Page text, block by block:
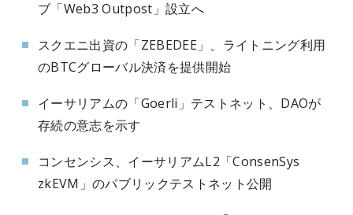
ブ「Web3 Outpost」設立へ
スクエニ出資の「ZEBEDEE」、ライトニング利用
のBTCグローバル決済を提供開始
イーサリアムの「Goerli」テストネット、DAOが
存続の意志を示す
コンセンシス、イーサリアムL2「ConsenSys
zkEVM」のパブリックテストネット公開